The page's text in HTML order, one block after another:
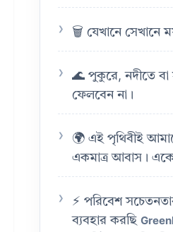
🗑️ যেখানে সেখানে
🌊 পুকুরে, নদীতে
ফেলবেন না।
🌍 এই পৃথিবীই
একমাত্র আবাস। একে
⚡ পরিবেশ
ব্যবহার করছি